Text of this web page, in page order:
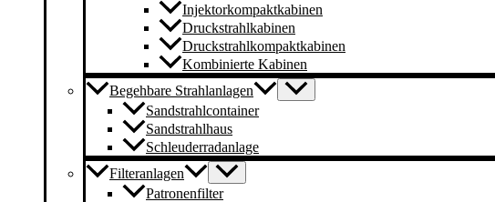
Injektorkompaktkabinen
Druckstrahlkabinen
Druckstrahlkompaktkabinen
Kombinierte Kabinen
Begehbare Strahlanlagen
Sandstrahlcontainer
Sandstrahlhaus
Schleuderradanlage
Filteranlagen
Patronenfilter